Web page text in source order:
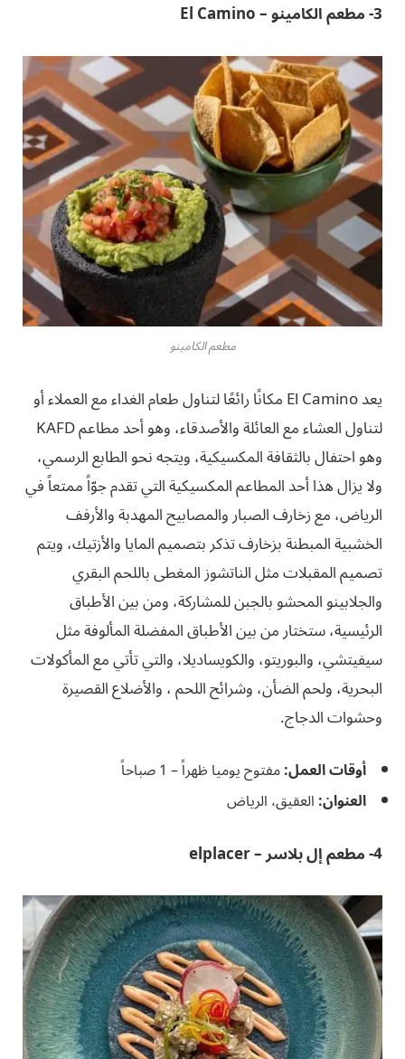
3- مطعم الكامينو – El Camino
مطعم الكامينو
يعد El Camino مكانًا رائعًا لتناول طعام الغداء مع العملاء أو
لتناول العشاء مع العائلة والأصدقاء، وهو أحد مطاعم KAFD
وهو احتفال بالثقافة المكسيكية، ويتجه نحو الطابع الرسمي،
ولا يزال هذا أحد المطاعم المكسيكية التي تقدم جوّاً ممتعاً في
الرياض، مع زخارف الصبار والمصابيح المهدبة والأرفف
الخشبية المبطنة بزخارف تذكر بتصميم المايا والأزتيك، ويتم
تصميم المقبلات مثل الناتشوز المغطى باللحم البقري
والجلابينو المحشو بالجبن للمشاركة، ومن بين الأطباق
الرئيسية، ستختار من بين الأطباق المفضلة المألوفة مثل
سيفيتشي، والبوريتو، والكويساديلا، والتي تأتي مع المأكولات
البحرية، ولحم الضأن، وشرائح اللحم ، والأضلاع القصيرة
وحشوات الدجاج.
أوقات العمل:مفتوح يوميا ظهراً – 1 صباحاً
العنوان:العقيق، الرياض
4- مطعم إل بلاسر – elplacer